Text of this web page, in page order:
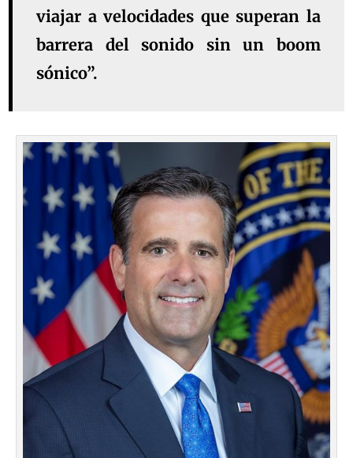
viajar a velocidades que superan la
barrera del sonido sin un boom
sónico”.